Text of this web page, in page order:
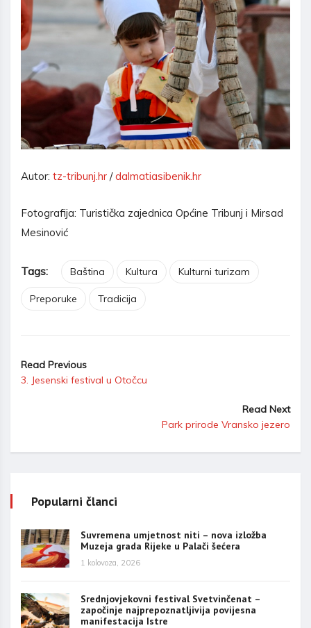
Autor: tz-tribunj.hr /dalmatiasibenik.hr
Fotografija: Turistička zajednica Općine Tribunj i Mirsad
Mesinović
Tags: Baština Kultura Kulturni turizam
Preporuke Tradicija
Read Previous
3. Jesenski festival u Otočcu
Read Next
Park prirode Vransko jezero
Popularni članci
Suvremena umjetnost niti – nova izložba
Muzeja grada Rijeke u Palači šećera
1 kolovoza, 2026
Srednjovjekovni festival Svetvinčenat –
započinje najprepoznatljivija povijesna
manifestacija Istre